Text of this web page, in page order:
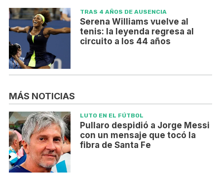
TRAS 4 AÑOS DE AUSENCIA
Serena Williams vuelve al
tenis: la leyenda regresa al
circuito a los 44 años
MÁS NOTICIAS
LUTO EN EL FÚTBOL
Pullaro despidió a Jorge Messi
con un mensaje que tocó la
fibra de Santa Fe